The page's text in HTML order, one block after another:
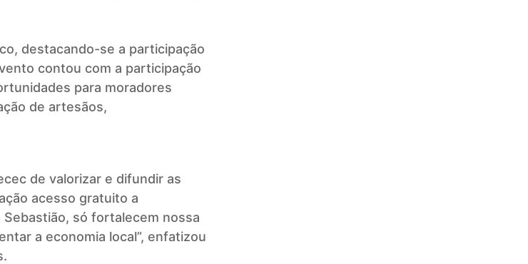
destacando-se a participação
contou com a participação
para moradores
de artesãos,
de valorizar e difundir as
acesso gratuito a
só fortalecem nossa
a economia local”, enfatizou